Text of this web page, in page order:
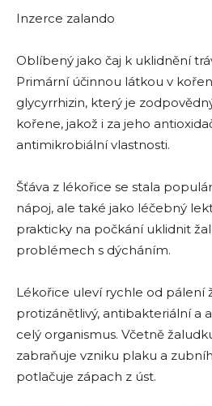
Inzerce zalando
Oblíbený jako čaj k uklidnění
Primární účinnou látkou v
glycyrrhizin, který je
kořene, jakož i za jeho
antimikrobiální vlastnosti.
Šťáva z lékořice se stala
nápoj, ale také jako léčebný
prakticky na počkání uklidnit
problémech s dýcháním.
Lékořice uleví rychle od pálení
protizánětlivý, antibakteriální a
celý organismus. Včetně
zabraňuje vzniku plaku a
potlačuje zápach z úst.